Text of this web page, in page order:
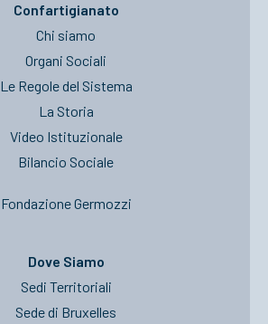
Confartigianato
Chi siamo
Organi Sociali
Le Regole del Sistema
La Storia
Video Istituzionale
Bilancio Sociale
Fondazione Germozzi
Dove Siamo
Sedi Territoriali
Sede di Bruxelles